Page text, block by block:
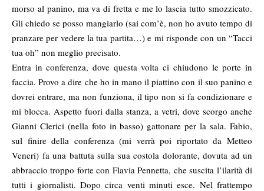
morso al panino, ma va di fretta e me lo lascia tutto smozzicato.
Gli chiedo se posso mangiarlo (sai com’è, non ho avuto tempo di
pranzare per vedere la tua partita…) e mi risponde con un “Tacci
tua oh” non meglio precisato.
Entra in conferenza, dove questa volta ci chiudono le porte in
faccia. Provo a dire che ho in mano il piattino con il suo panino e
dovrei entrare, ma non funziona, il tipo non si fa condizionare e
mi blocca. Aspetto fuori dalla stanza, a vetri, dove scorgo anche
Gianni Clerici (nella foto in basso) gattonare per la sala. Fabio,
sul finire della conferenza (mi verrà poi riportato da Metteo
Veneri) fa una battuta sulla sua costola dolorante, dovuta ad un
abbraccio troppo forte con Flavia Pennetta, che suscita l’ilarità di
tutti i giornalisti. Dopo circa venti minuti esce. Nel frattempo